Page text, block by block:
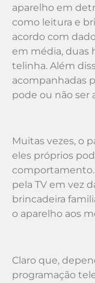
aparelho em
como leitura e
acordo com
em média, duas
telinha. Além
acompanhadas
pode ou não ser
Muitas vezes, o
eles próprios
pela TV em vez
brincadeira
o aparelho aos
Claro que,
programação